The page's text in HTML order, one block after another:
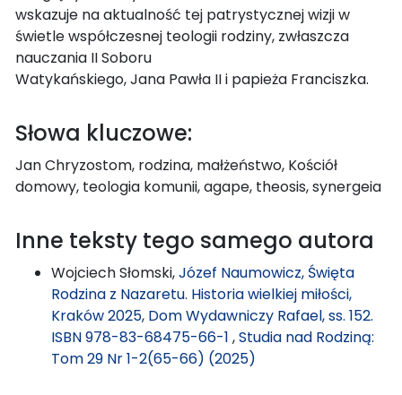
wskazuje na aktualność tej patrystycznej wizji w
świetle współczesnej teologii rodziny, zwłaszcza
nauczania II Soboru
Watykańskiego, Jana Pawła II i papieża Franciszka.
Słowa kluczowe:
Jan Chryzostom, rodzina, małżeństwo, Kościół
domowy, teologia komunii, agape, theosis, synergeia
Inne teksty tego samego autora
Wojciech Słomski,Józef Naumowicz, Święta
Rodzina z Nazaretu. Historia wielkiej miłości,
Kraków 2025, Dom Wydawniczy Rafael, ss. 152.
ISBN 978-83-68475-66-1 ,Studia nad Rodziną:
Tom 29 Nr 1-2(65-66) (2025)